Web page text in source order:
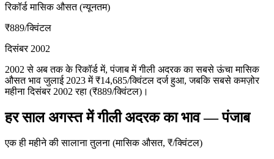
रिकॉर्ड मासिक औसत (न्यूनतम)
₹889/क्विंटल
दिसंबर 2002
2002 से अब तक के रिकॉर्ड में, पंजाब में गीली अदरक का सबसे ऊंचा मासिक
औसत भाव जुलाई 2023 में ₹14,685/क्विंटल दर्ज हुआ, जबकि सबसे कमज़ोर
महीना दिसंबर 2002 रहा (₹889/क्विंटल)।
हर साल अगस्त में गीली अदरक का भाव — पंजाब
एक ही महीने की सालाना तुलना (मासिक औसत, ₹/क्विंटल)